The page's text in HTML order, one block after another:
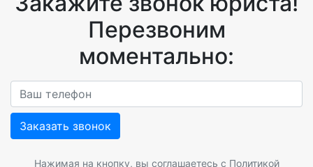
Перезвоним
моментально:
Заказать звонок
Нажимая на кнопку, вы соглашаетесь с Политикой